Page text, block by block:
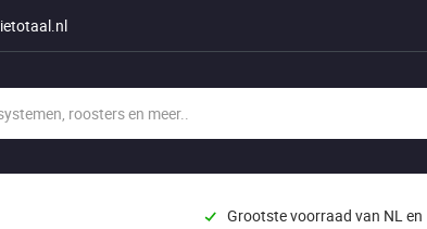
Grootste voorraad van NL en